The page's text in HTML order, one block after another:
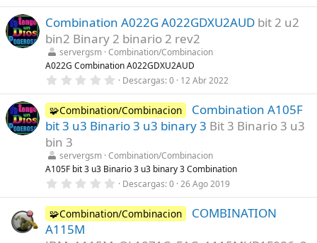
l
l
a
(
s
)
0
0
e
s
t
r
e
l
a
(
s
)
Combination A022G A022GDXU2AUD bit 2 u2
bin2 Binary 2 binario 2 rev2
servergsm Combination/Combinacion
A022G Combination A022GDXU2AUD
0
0
0
e
s
e
l
a
(
s
)
Descargas 0 12 Abr 2022
🧩Combination/Combinacion
Combination A105F
bit 3 u3 Binario 3 u3 binary 3 Bit 3 Binario 3 u3
bin 3
servergsm Combination/Combinacion
A105F bit 3 u3 Binario 3 u3 binary 3 Combination
0
0
0
e
Descargas 0 26 Ago 2019
🧩Combination/Combinacion
COMBINATION
A115M